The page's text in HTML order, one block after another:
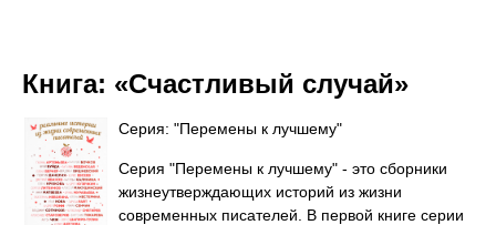
Книга: «Счастливый случай»
Серия: "Перемены к лучшему"
Серия "Перемены к лучшему" - это сборники
жизнеутверждающих историй из жизни
современных писателей. В первой книге серии